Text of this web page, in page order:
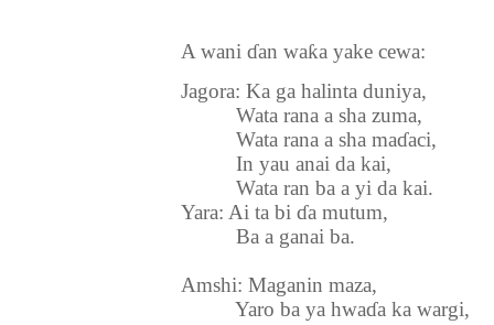
A wani ɗan waƙa yake cewa:
Jagora: Ka ga halinta duniya,
Wata rana a sha zuma,
Wata rana a sha maɗaci,
In yau anai da kai,
Wata ran ba a yi da kai.
Yara: Ai ta bi ɗa mutum,
Ba a ganai ba.
Amshi: Maganin maza,
Yaro ba ya hwaɗa ka wargi,